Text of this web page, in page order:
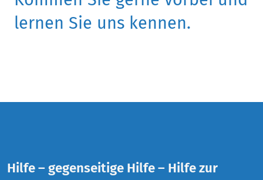
lernen Sie uns kennen.
Hilfe – gegenseitige Hilfe – Hilfe zur